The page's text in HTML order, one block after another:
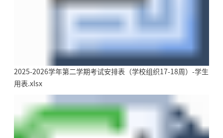
2025-2026学年第二学期考试安排表（学校组织17-18周）-学生
用表.xlsx